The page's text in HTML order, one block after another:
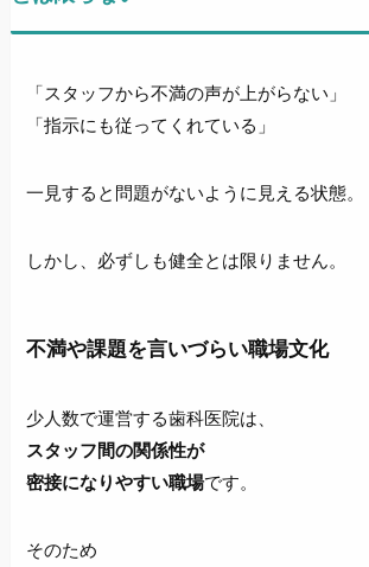
「スタッフから不満の声が上がらない」
「指示にも従ってくれている」
一見すると問題がないように見える状態。
しかし、必ずしも健全とは限りません。
不満や課題を言いづらい職場文化
少人数で運営する歯科医院は、
スタッフ間の関係性が
密接になりやすい職場です。
そのため